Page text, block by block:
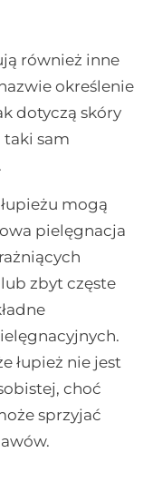
również inne
określenie
dotyczą skóry
taki sam
mogą
pielęgnacja
zbyt częste
łupież nie jest
choć
sprzyjać